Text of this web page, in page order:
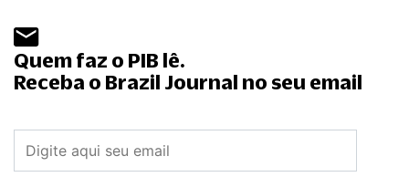
Quem faz o PIB lê.
Receba o Brazil Journal no seu email